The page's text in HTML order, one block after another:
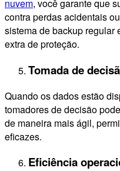
nuvem, você garante que
contra perdas acidentais
sistema de backup regular
extra de proteção.
Tomada de
Quando os dados estão
tomadores de decisão
de maneira mais ágil,
eficazes.
Eficiência